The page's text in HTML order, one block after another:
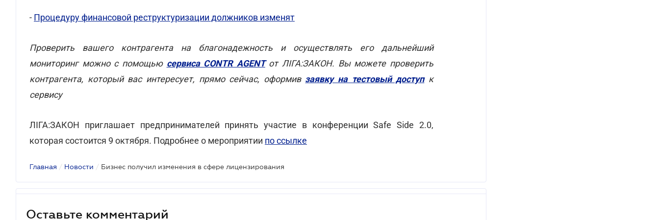
- Процедуру финансовой реструктуризации должников изменят
Проверить вашего контрагента на благонадежность и осуществлять его дальнейший
мониторинг можно с помощью сервиса CONTR AGENTот ЛІГА:ЗАКОН. Вы можете проверить
контрагента, который вас интересует, прямо сейчас, оформив заявку на тестовый доступк
сервису
ЛІГА:ЗАКОН приглашает предпринимателей принять участие в конференции Safe Side 2.0,
которая состоится 9 октября. Подробнее о мероприятии по ссылке
Главная / Новости / Бизнес получил изменения в сфере лицензирования
Оставьте комментарий